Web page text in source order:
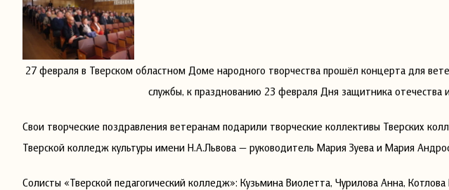
27 февраля в Тверском областном Доме народного творчества прошёл концерта для
службы, к празднованию 23 февраля Дня защитника
Свои творческие поздравления ветеранам подарили творческие коллективы Тверских
Тверской колледж культуры имени Н.А.Львова — руководитель Мария Зуева и Мария
Солисты «Тверской педагогический колледж»: Кузьмина Виолетта, Чурилова Анна,